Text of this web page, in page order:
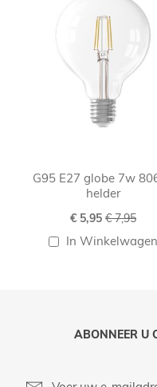
G95 E27 globe 7w
helder
Speciale
€ 5,95 € 7,95
In Winkelwagen
ABONNEER U